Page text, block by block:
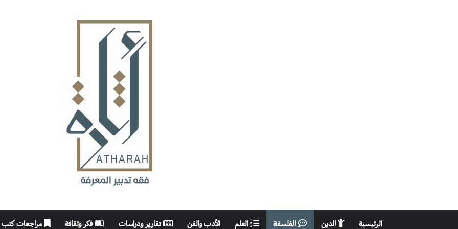
الرئيسية الدين الفلسفة العلم الأدب والفن تقارير ودراسات فكر وثقافة مراجعات كتب